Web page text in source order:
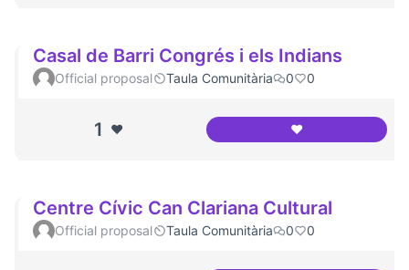
Casal de Barri Congrés i els Indians
Official proposal Taula Comunitària 0 0
1 ❤️ ❤️Casal de Barri
Centre Cívic Can Clariana Cultural
Official proposal Taula Comunitària 0 0